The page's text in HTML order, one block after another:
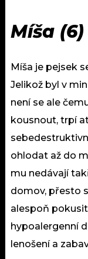
Míša (6)
Míša je pejsek
Jelikož byl v
není se ale
kousnout, trpí
ohlodat až do
mu nedávají
domov, přesto
alespoň
hypoalergenní
lenošení a